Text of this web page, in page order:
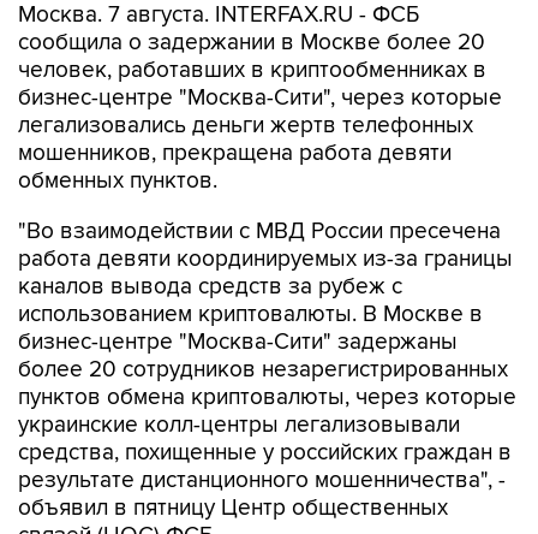
Москва. 7 августа. INTERFAX.RU - ФСБ
сообщила о задержании в Москве более 20
человек, работавших в криптообменниках в
бизнес-центре "Москва-Сити", через которые
легализовались деньги жертв телефонных
мошенников, прекращена работа девяти
обменных пунктов.
"Во взаимодействии с МВД России пресечена
работа девяти координируемых из-за границы
каналов вывода средств за рубеж с
использованием криптовалюты. В Москве в
бизнес-центре "Москва-Сити" задержаны
более 20 сотрудников незарегистрированных
пунктов обмена криптовалюты, через которые
украинские колл-центры легализовывали
средства, похищенные у российских граждан в
результате дистанционного мошенничества", -
объявил в пятницу Центр общественных